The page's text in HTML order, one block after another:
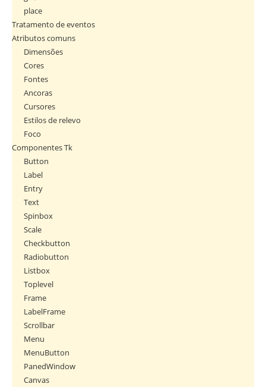
place
Tratamento de eventos
Atributos comuns
Dimensões
Cores
Fontes
Ancoras
Cursores
Estilos de relevo
Foco
Componentes Tk
Button
Label
Entry
Text
Spinbox
Scale
Checkbutton
Radiobutton
Listbox
Toplevel
Frame
LabelFrame
Scrollbar
Menu
MenuButton
PanedWindow
Canvas